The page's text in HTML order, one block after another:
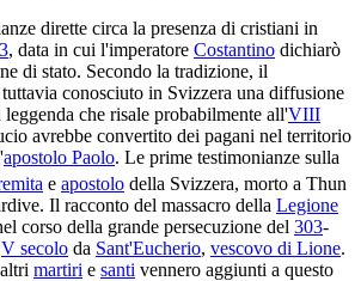
dirette circa la presenza di cristiani in
, data in cui l'imperatore Costantino dichiarò
di stato. Secondo la tradizione, il
conosciuto in Svizzera una diffusione
leggenda che risale probabilmente all'VIII
avrebbe convertito dei pagani nel territorio
apostolo Paolo. Le prime testimonianze sulla
e apostolo della Svizzera, morto a Thun
Il racconto del massacro della Legione
corso della grande persecuzione del 303-
V secolo da Sant'Eucherio, vescovo di Lione.
altri martiri e santi vennero aggiunti a questo